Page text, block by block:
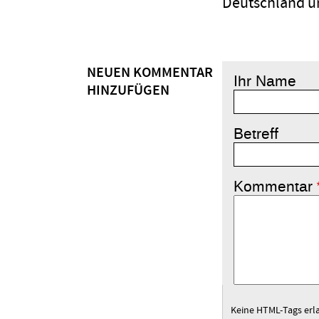
NEUEN KOMMENTAR
HINZUFÜGEN
Ihr Name
Betreff
Kommentar
Keine HTML-Tags